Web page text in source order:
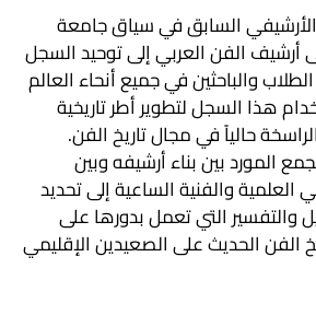
السابق في سياق جامعة
أرشيف الفن العربي إلى توحيد السجل
والباحثين في جميع أنحاء العالم
هذا السجل لتطوير أطر تاريخية
حالياً في مجال تاريخ الفن.
المورد بين بناء أرشيفه وبين
والفنية الساعية إلى تحديد
والتفسير التي تعمل بدورها على
الحديث على الصعيدين الإقليمي